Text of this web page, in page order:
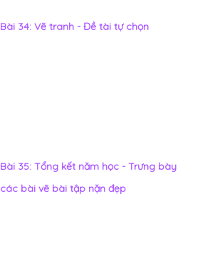
Bài 34: Vẽ tranh - Đề tài tự chọn
Bài 35: Tổng kết năm học - Trưng bày
các bài vẽ bài tập nặn đẹp